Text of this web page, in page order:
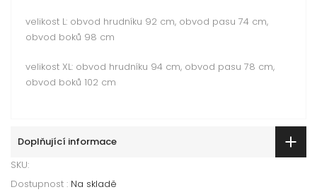
velikost L: obvod hrudníku 92 cm, obvod pasu 74 cm,
obvod boků 98 cm
velikost XL: obvod hrudníku 94 cm, obvod pasu 78 cm,
obvod boků 102 cm
Doplňující informace
SKU:
Dostupnost : Na skladě